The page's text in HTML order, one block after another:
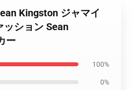
Kingston ジャマイ
ッション Sean
ー
100%
0%